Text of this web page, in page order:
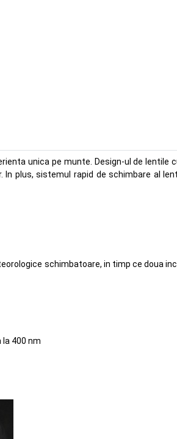
unica pe munte. Design-ul de lentile
plus, sistemul rapid de schimbare al
schimbatoare, in timp ce doua
400 nm